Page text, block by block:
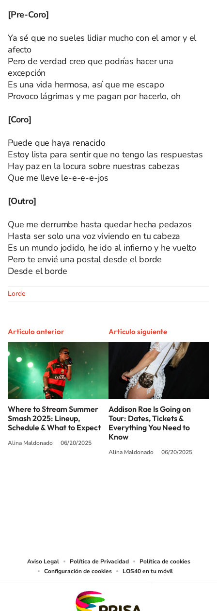
[Pre-Coro]
Ya sé que no sueles lidiar mucho con el amor y el
afecto
Pero de verdad creo que podrías hacer una
excepción
Es una vida hermosa, así que me escapo
Provoco lágrimas y me pagan por hacerlo, oh
[Coro]
Puede que haya renacido
Estoy lista para sentir que no tengo las respuestas
Hay paz en la locura sobre nuestras cabezas
Que me lleve le-e-e-e-jos
[Outro]
Que me derrumbe hasta quedar hecha pedazos
Hasta ser solo una voz viviendo en tu cabeza
Es un mundo jodido, he ido al infierno y he vuelto
Pero te envié una postal desde el borde
Desde el borde
Lorde
Artículo anterior
Where to Stream Summer
Smash 2025: Lineup,
Schedule & What to Expect
Alina Maldonado 06/20/2025
Artículo siguiente
Addison Rae Is Going on
Tour: Dates, Tickets &
Everything You Need to
Know
Alina Maldonado 06/20/2025
Aviso Legal Política de Privacidad
Política de cookies
Configuración de cookies
LOS40 en tu móvil